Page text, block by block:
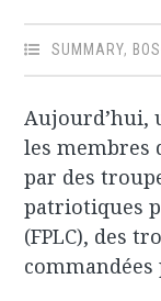
SUMMARY,
Aujourd’hui,
les membres
par des
patriotiques
(FPLC), des
commandées